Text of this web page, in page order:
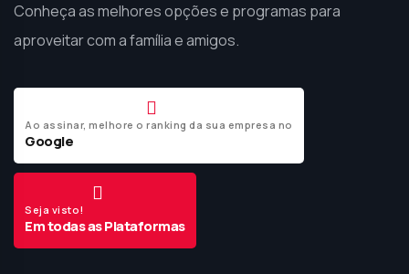
Conheça as melhores opções e programas para
aproveitar com a família e amigos.
Ao assinar, melhore o ranking da sua empresa no
Google
Seja visto!
Em todas as Plataformas